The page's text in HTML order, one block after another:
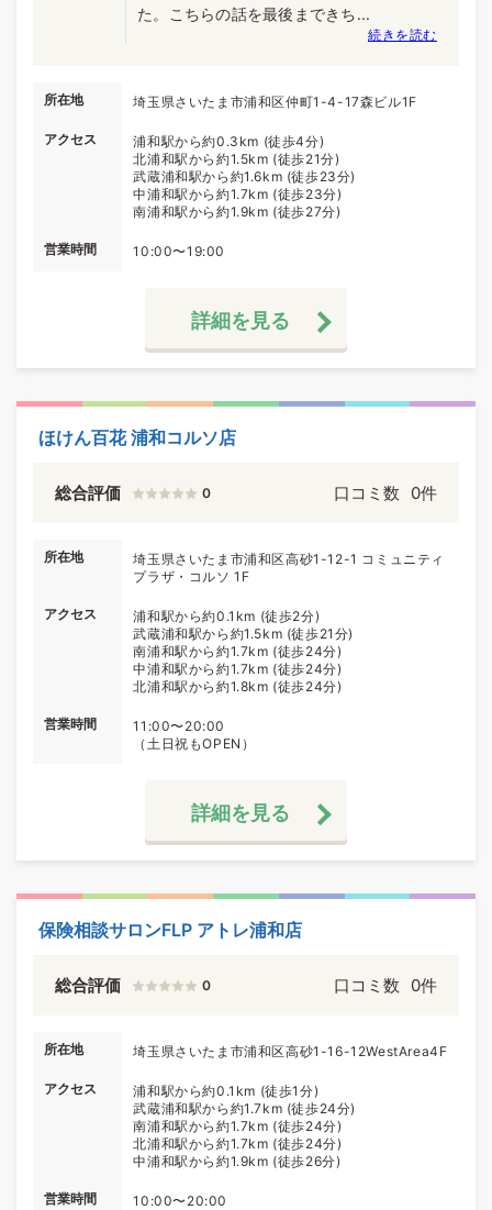
た。こちらの話を最後まできち...
続きを読む
所在地 埼玉県さいたま市浦和区仲町1-4-17森ビル1F
アクセス
浦和駅から約0.3km (徒歩4分)
北浦和駅から約1.5km (徒歩21分)
武蔵浦和駅から約1.6km (徒歩23分)
中浦和駅から約1.7km (徒歩23分)
南浦和駅から約1.9km (徒歩27分)
営業時間 10:00〜19:00
詳細を見る
ほけん百花 浦和コルソ店
総合評価 0 口コミ数 0件
所在地
埼玉県さいたま市浦和区高砂1-12-1 コミュニティ
プラザ・コルソ 1F
アクセス
浦和駅から約0.1km (徒歩2分)
武蔵浦和駅から約1.5km (徒歩21分)
南浦和駅から約1.7km (徒歩24分)
中浦和駅から約1.7km (徒歩24分)
北浦和駅から約1.8km (徒歩24分)
営業時間
11:00〜20:00
（土日祝もOPEN）
詳細を見る
保険相談サロンFLP アトレ浦和店
総合評価 0 口コミ数 0件
所在地 埼玉県さいたま市浦和区高砂1-16-12WestArea4F
アクセス
浦和駅から約0.1km (徒歩1分)
武蔵浦和駅から約1.7km (徒歩24分)
南浦和駅から約1.7km (徒歩24分)
北浦和駅から約1.7km (徒歩24分)
中浦和駅から約1.9km (徒歩26分)
営業時間 10:00〜20:00